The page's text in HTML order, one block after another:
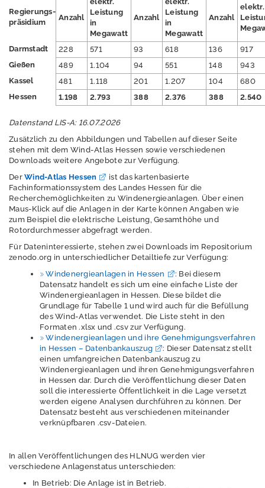
r
e
s
s
A
m
e
d
e
n
E
n
n
l
Regierungs-
präsidium
Anzahl
Leistung
in
Megawatt
Anzahl
Leistung
in
Megawatt
Anzahl
elektr.
Darmstadt 228 571 93 618 136
917
Gießen
489 1.104 94 551 148
943
Kassel
481 1.118 201 1.207 104
680
Hessen
1.198 2.793 388 2.376 388 2.540
Datenstand LIS-A: 16.07.2026
Zusätzlich zu den Abbildungen und Tabellen auf dieser Seite
stehen mit dem Wind-Atlas Hessen sowie verschiedenen
Downloads weitere Angebote zur Verfügung.
DerWind-Atlas Hessen
ist das kartenbasierte
Fachinformationssystem des Landes Hessen für die
Recherchemöglichkeiten zu Windenergieanlagen. Über einen
Maus-Klick auf die Anlagen in der Karte können Angaben wie
zum Beispiel die elektrische Leistung, Gesamthöhe und
Rotordurchmesser abgefragt werden.
Für Dateninteressierte, stehen zwei Downloads im Repositorium
zenodo.org in unterschiedlicher Detailtiefe zur Verfügung:
Windenergieanlagen in Hessen
: Bei diesem
Datensatz handelt es sich um eine einfache Liste der
Windenergieanlagen in Hessen. Diese bildet die
Grundlage für Tabelle 1 und wird auch für die Befüllung
des Wind-Atlas verwendet. Die Liste steht in den
Formaten .xlsx und .csv zur Verfügung.
Windenergieanlagen und ihre Genehmigungsverfahren
in Hessen – Datenbankauszug
: Dieser Datensatz stellt
einen umfangreichen Datenbankauszug zu
Windenergieanlagen und ihren Genehmigungsverfahren
in Hessen dar. Durch die Veröffentlichung dieser Daten
soll die interessierte Öffentlichkeit in die Lage versetzt
werden eigene Analysen durchführen zu können. Der
Datensatz besteht aus verschiedenen miteinander
verknüpfbaren .csv-Dateien.
In allen Veröffentlichungen des HLNUG werden vier
verschiedene Anlagenstatus unterschieden:
In Betrieb: Die Anlage ist in Betrieb.